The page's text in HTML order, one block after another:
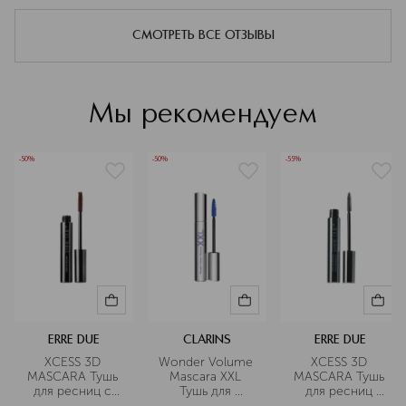
77491 (Iron Oxides), Ci 77891 (Titanium Dioxide), Ci 77266
аутентичности. Философия ERRE
DUE основана на том, что макияж —
уникальных историй, которые
Подробнее
СМОТРЕТЬ ВСЕ ОТЗЫВЫ
Мы рекомендуем
-50%
ERRE DUE
XCESS 3D
MASCARA Тушь
для ресниц с
-50%
CLARINS
Wonder Volume
Mascara XXL
Тушь для
-55%
ERRE DUE
XCESS 3D
MASCARA Тушь
для ресниц